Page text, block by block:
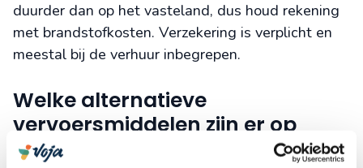
duurder dan op het vasteland, dus houd rekening
met brandstofkosten. Verzekering is verplicht en
meestal bij de verhuur inbegrepen.
Welke alternatieve
vervoersmiddelen zijn er op
Madeira?